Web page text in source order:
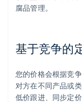
腐品管理。
基于竞争的
您的价格会根据竞
对方在不同产品或
低价跟进、同步定